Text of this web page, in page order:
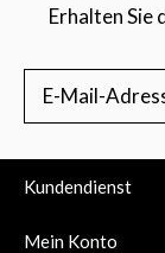
Erhalten Sie
Kundendienst
Mein Konto